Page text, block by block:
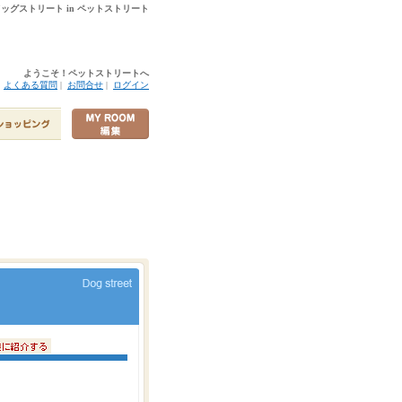
グストリート in ペットストリート
ようこそ！ペットストリートへ
よくある質問 | お問合せ | ログイン